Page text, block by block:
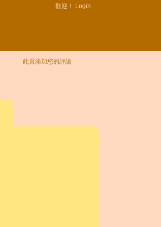
歡迎！ Login
此頁添加您的評論